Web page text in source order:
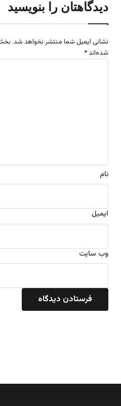
دیدگاهتان را بنویسید
نشانی ایمیل شما منتشر نخواهد شد.
شده‌اند *
نام
ایمیل
وب‌ سایت